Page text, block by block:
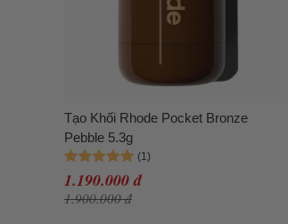
Tạo Khối Rhode Pocket Bronze
Pebble 5.3g
1.190.000 đ
1.900.000 đ